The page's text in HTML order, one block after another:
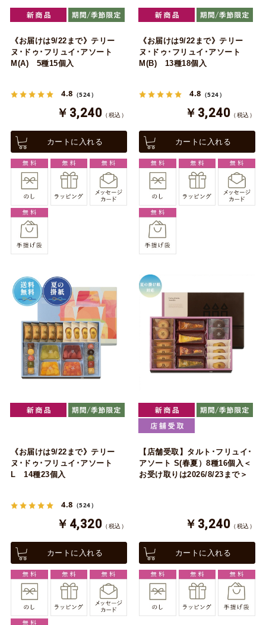
《お届けは9/22まで》テリー
ヌ･ドゥ･フリュイ･アソート
M(A) 5種15個入
4.8 （524）
￥3,240 （税込）
カートに入れる
《お届けは9/22まで》テリー
ヌ･ドゥ･フリュイ･アソート
M(B) 13種18個入
4.8 （524）
￥3,240 （税込）
カートに入れる
《お届けは9/22まで》テリー
ヌ･ドゥ･フリュイ･アソート
L 14種23個入
4.8 （524）
￥4,320 （税込）
カートに入れる
【店舗受取】タルト･フリュイ･
アソート S(春夏）8種16個入＜
お受け取りは2026/8/23まで＞
￥3,240 （税込）
カートに入れる